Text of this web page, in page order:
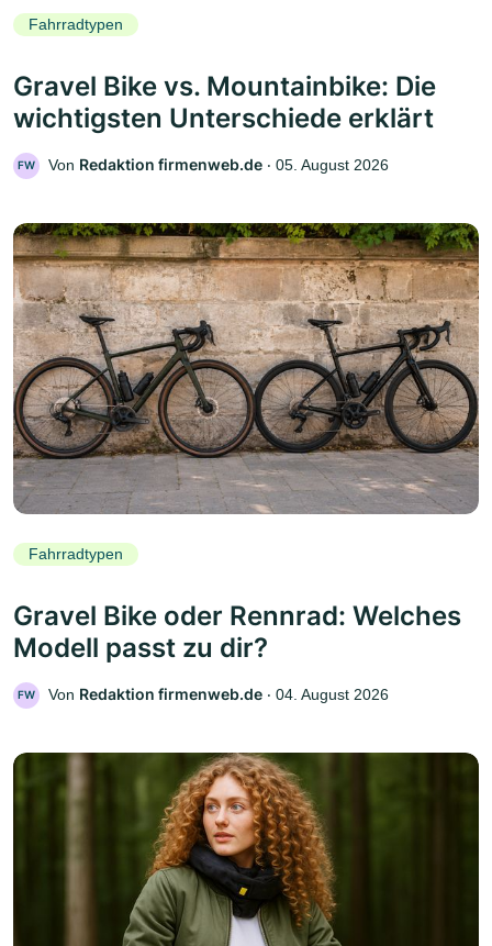
Fahrradtypen
Gravel Bike vs. Mountainbike: Die
wichtigsten Unterschiede erklärt
FW Von Redaktion firmenweb.de ‧ 05. August 2026
Fahrradtypen
Gravel Bike oder Rennrad: Welches
Modell passt zu dir?
FW Von Redaktion firmenweb.de ‧ 04. August 2026